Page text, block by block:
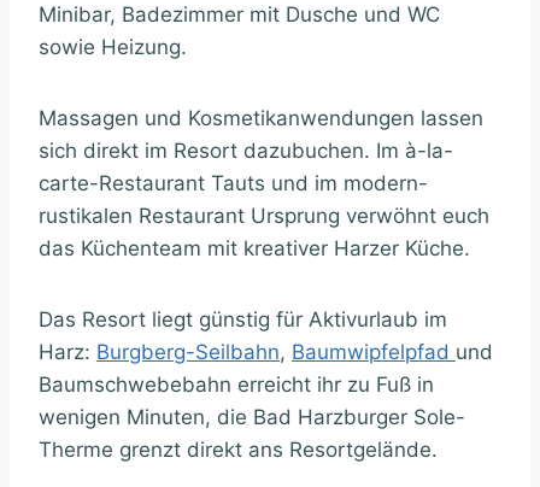
Minibar, Badezimmer mit Dusche und WC
sowie Heizung.
Massagen und Kosmetikanwendungen lassen
sich direkt im Resort dazubuchen. Im à-la-
carte-Restaurant Tauts und im modern-
rustikalen Restaurant Ursprung verwöhnt euch
das Küchenteam mit kreativer Harzer Küche.
Das Resort liegt günstig für Aktivurlaub im
Harz: Burgberg-Seilbahn, Baumwipfelpfad und
Baumschwebebahn erreicht ihr zu Fuß in
wenigen Minuten, die Bad Harzburger Sole-
Therme grenzt direkt ans Resortgelände.